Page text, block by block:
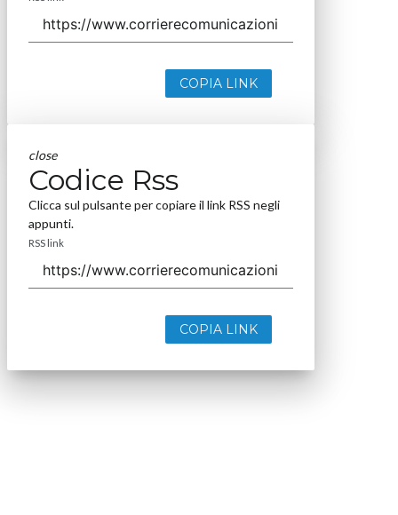
COPIA LINK
close
Codice Rss
Clicca sul pulsante per copiare il link RSS negli
appunti.
RSS link
COPIA LINK